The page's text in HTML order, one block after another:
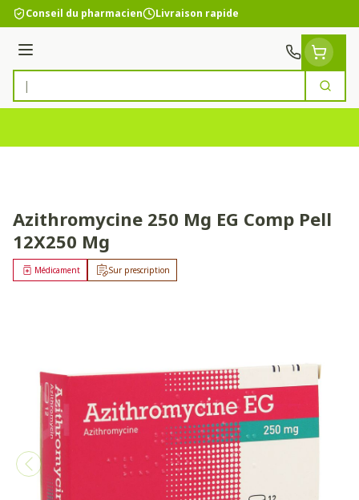
Aller au contenu
Conseil du pharmacien Livraison rapide
Menu
Rechercher
Azithromycine 250 Mg EG Comp Pell
12X250 Mg
Sur prescription
Médicament